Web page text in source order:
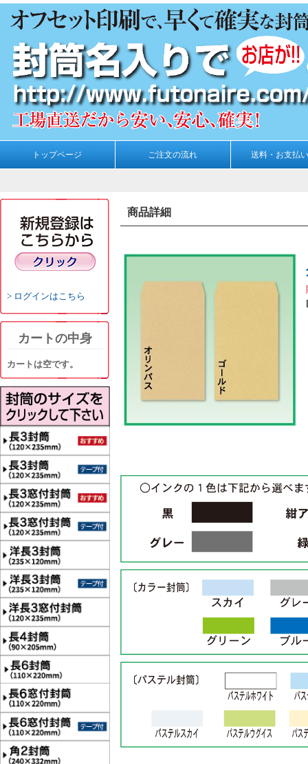
トップページ ご注文の流れ 送料・お支払
ログインはこちら
カートの中身
カートは空です。
商品詳細